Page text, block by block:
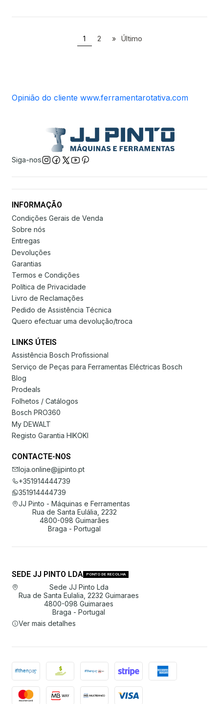
1 2 » Último
Opinião do cliente www.ferramentarotativa.com
Siga-nos
INFORMAÇÃO
Condições Gerais de Venda
Sobre nós
Entregas
Devoluções
Garantias
Termos e Condições
Política de Privacidade
Livro de Reclamações
Pedido de Assistência Técnica
Quero efectuar uma devolução/troca
LINKS ÚTEIS
Assistência Bosch Profissional
Serviço de Peças para Ferramentas Eléctricas Bosch
Blog
Prodeals
Folhetos / Catálogos
Bosch PRO360
My DEWALT
Registo Garantia HIKOKI
CONTACTE-NOS
loja.online@jjpinto.pt
+351914444739
351914444739
JJ Pinto - Máquinas e Ferramentas
Rua de Santa Eulália, 2232
4800-098 Guimarães
Braga - Portugal
SEDE JJ PINTO LDA PONTO DE RECOLHA
Sede JJ Pinto Lda
Rua de Santa Eulalia, 2232 Guimaraes
4800-098 Guimaraes
Braga - Portugal
Ver mais detalhes